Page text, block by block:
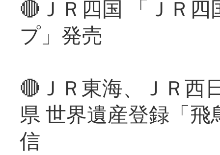
🔴ＪＲ四国 「ＪＲ
プ」発売
🔴ＪＲ東海、ＪＲ西
県 世界遺産登録「
信